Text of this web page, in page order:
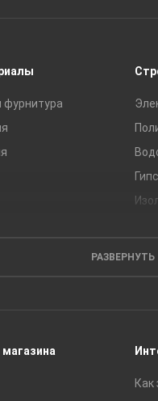
фурнитура
РАЗВЕРНУТЬ
Как